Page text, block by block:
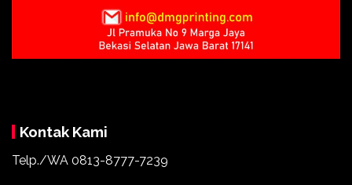
Kontak Kami
Telp./WA 0813-8777-7239